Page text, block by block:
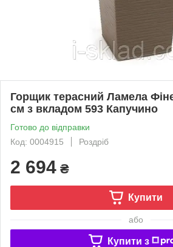
Горщик терасний Ламела
см з вкладом 593 Капучино
Готово до відправки
Код: 0004915
Роздріб
2 694 ₴
Купити
або
Купити з